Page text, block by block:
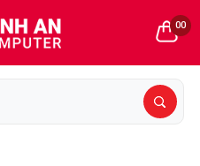
00